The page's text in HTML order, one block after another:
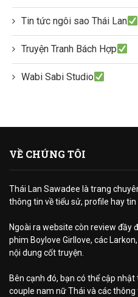
Tin tức ngôi sao Thái Lan
Truyện Tranh Bách Hợp
Wabi Sabi Studio
VỀ CHÚNG TÔI
Thái Lan Sawadee là trang
thông tin về tiểu sử, profile hay
Ngoài ra website còn review đầy
phim Boylove Girllove, các
nội dung cốt truyện.
Bên cạnh đó, bạn có thể cập
couple nam nữ Thái và các